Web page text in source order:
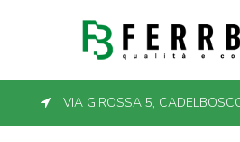
VIA G.ROSSA 5,